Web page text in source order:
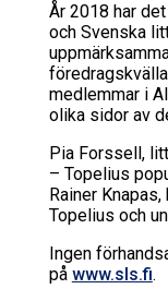
År 2018 har
och Svenska
medlemmar i
olika sidor av
Pia Forssell,
– Topelius
Rainer
Topelius och
Ingen
på www.sls.fi.